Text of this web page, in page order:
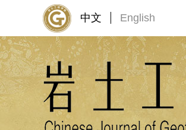
中文 English